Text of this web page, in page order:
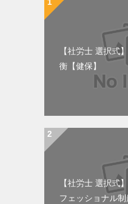
【社労士 選択式
衡【健保】
【社労士 選択式
フェッショナル制